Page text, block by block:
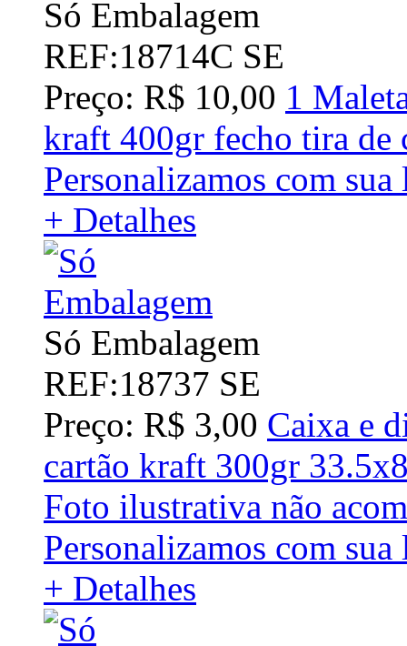
Só Embalagem
REF:18714C SE
Preço: R$ 10,00 1
kraft 400gr fecho tira de
Personalizamos com
+ Detalhes
Só Embalagem
REF:18737 SE
Preço: R$ 3,00 Caixa e
cartão kraft 300gr
Foto ilustrativa não
Personalizamos com
+ Detalhes